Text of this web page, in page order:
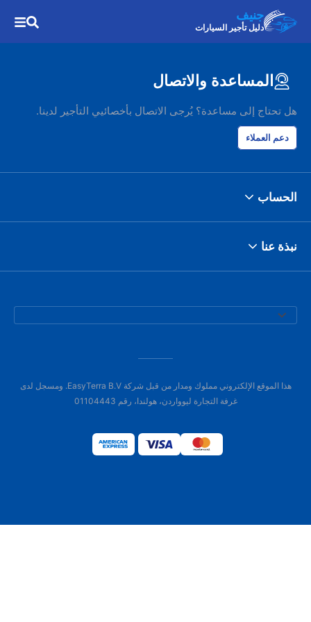
جنيف
دليل تأجير السيارات
المساعدة والاتصال
هل تحتاج إلى مساعدة؟ يُرجى الاتصال بأخصائيي التأجير لدينا.
دعم العملاء
الحساب
نبذة عنا
هذا الموقع الإلكتروني مملوك ومدار من قبل شركة EasyTerra B.V. ومسجل لدى
غرفة التجارة ليوواردن، هولندا، رقم 01104443